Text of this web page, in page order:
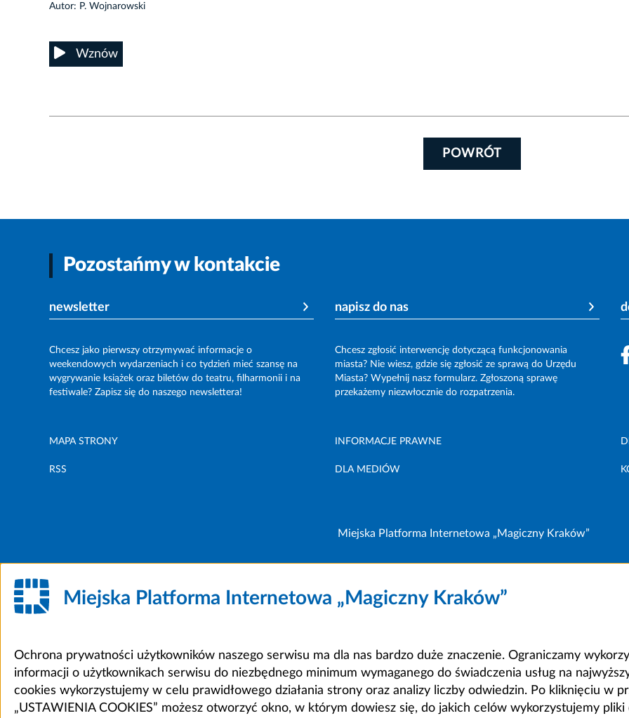
Autor: P. Wojnarowski
Wznów
POWRÓT
Pozostańmy w kontakcie
newsletter
Chcesz jako pierwszy otrzymywać informacje o
weekendowych wydarzeniach i co tydzień mieć szansę na
wygrywanie książek oraz biletów do teatru, filharmonii i na
festiwale? Zapisz się do naszego newslettera!
napisz do nas
Chcesz zgłosić interwencję dotyczącą funkcjonowania
miasta? Nie wiesz, gdzie się zgłosić ze sprawą do Urzędu
Miasta? Wypełnij nasz formularz. Zgłoszoną sprawę
przekażemy niezwłocznie do rozpatrzenia.
MAPA STRONY INFORMACJE PRAWNE
RSS DLA MEDIÓW
Miejska Platforma Internetowa „Magiczny Kraków”
Miejska Platforma Internetowa „Magiczny Kraków”
Ochrona prywatności użytkowników naszego serwisu ma dla nas bardzo duże znaczenie. Ograniczamy
informacji o użytkownikach serwisu do niezbędnego minimum wymaganego do świadczenia usług na
cookies wykorzystujemy w celu prawidłowego działania strony oraz analizy liczby odwiedzin. Po kliknięciu w
„USTAWIENIA COOKIES” możesz otworzyć okno, w którym dowiesz się, do jakich celów wykorzystujemy pliki